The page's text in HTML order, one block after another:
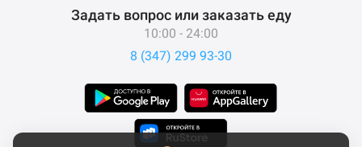
Задать вопрос или заказать еду
10:00 - 24:00
8 (347) 299 93-30